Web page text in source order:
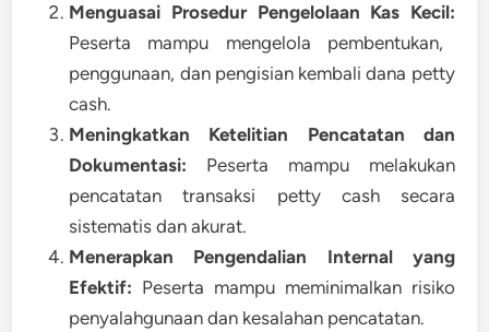
Menguasai Prosedur Pengelolaan Kas Kecil:
Peserta mampu mengelola pembentukan,
penggunaan, dan pengisian kembali dana petty
cash.
Meningkatkan Ketelitian Pencatatan dan
Dokumentasi: Peserta mampu melakukan
pencatatan transaksi petty cash secara
sistematis dan akurat.
Menerapkan Pengendalian Internal yang
Efektif: Peserta mampu meminimalkan risiko
penyalahgunaan dan kesalahan pencatatan.